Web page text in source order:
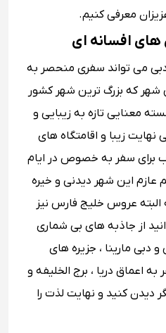
معرفی کنیم.
افسانه ای
می تواند سفری منحصر به
شهر که بزرگ ترین شهر کشور
معنایی تازه به زیبایی و
زیبا و اقامتگاه های
برای سفر به خصوص در ایام
عازم این شهر دیدنی و خیره
عروس خلیج فارس نیز
از جاذبه های بی شماری
مارینا ، جزیره های
اعماق دریا ، برج الخلیفه و
دیدن کنید و نهایت لذت را